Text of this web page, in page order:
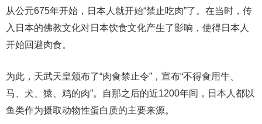
从公元675年开始，日本人就开始“禁止吃肉”了。在当时，传
入日本的佛教文化对日本饮食文化产生了影响，使得日本人
开始回避肉食。
为此，天武天皇颁布了“肉食禁止令”，宣布“不得食用牛、
马、犬、猿、鸡的肉”。自那之后的近1200年间，日本人都以
鱼类作为摄取动物性蛋白质的主要来源。